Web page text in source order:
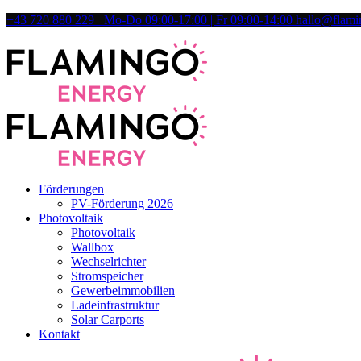
+43 720 880 229 Mo-Do 09:00-17:00 | Fr 09:00-14:00
Förderungen
PV-Förderung 2026
Photovoltaik
Photovoltaik
Wallbox
Wechselrichter
Stromspeicher
Gewerbeimmobilien
Ladeinfrastruktur
Solar Carports
Kontakt